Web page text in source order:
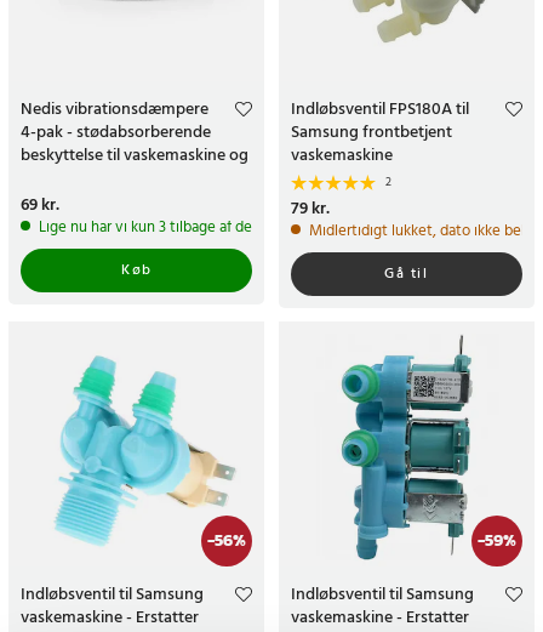
Nedis vibrationsdæmpere
4-pak - stødabsorberende
beskyttelse til vaskemaskine og
Pris:69 kr.
69 kr.
Lige nu har vi kun 3 tilbage af dette produkt
Køb
Indløbsventil FPS180A til
Samsung frontbetjent
vaskemaskine
2
Pris:79 kr.
79 kr.
Midlertidigt lukket, dato ikke
Gå til
-56%
Indløbsventil til Samsung
vaskemaskine - Erstatter
-59%
Indløbsventil til Samsung
vaskemaskine - Erstatter